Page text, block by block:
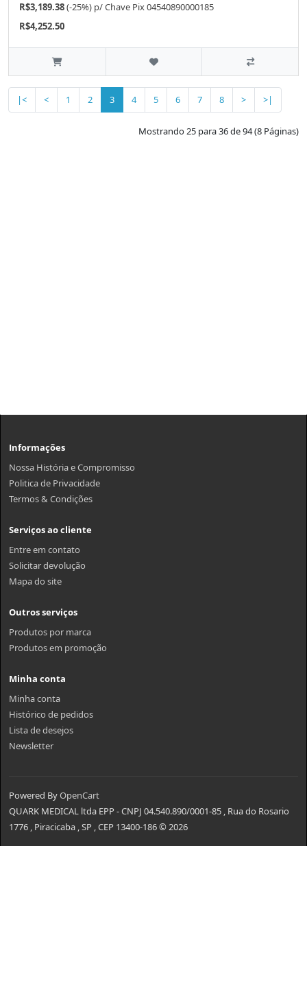
R$3,189.38(-25%) p/Chave Pix 04540890000185
R$4,252.50
|< < 1 2 3 4 5 6 7 8 > >|
Mostrando 25 para 36 de 94 (8 Páginas)
Informações
Nossa História e Compromisso
Politica de Privacidade
Termos & Condições
Serviços ao cliente
Entre em contato
Solicitar devolução
Mapa do site
Outros serviços
Produtos por marca
Produtos em promoção
Minha conta
Minha conta
Histórico de pedidos
Lista de desejos
Newsletter
Powered ByOpenCart
QUARK MEDICAL ltda EPP - CNPJ 04.540.890/0001-85 , Rua do Rosario
1776 , Piracicaba , SP , CEP 13400-186 © 2026